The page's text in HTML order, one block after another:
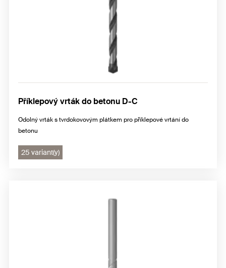
Příklepový vrták do betonu D-C
Odolný vrták s tvrdokovovým plátkem pro příklepové vrtání do
betonu
25 variant(y)